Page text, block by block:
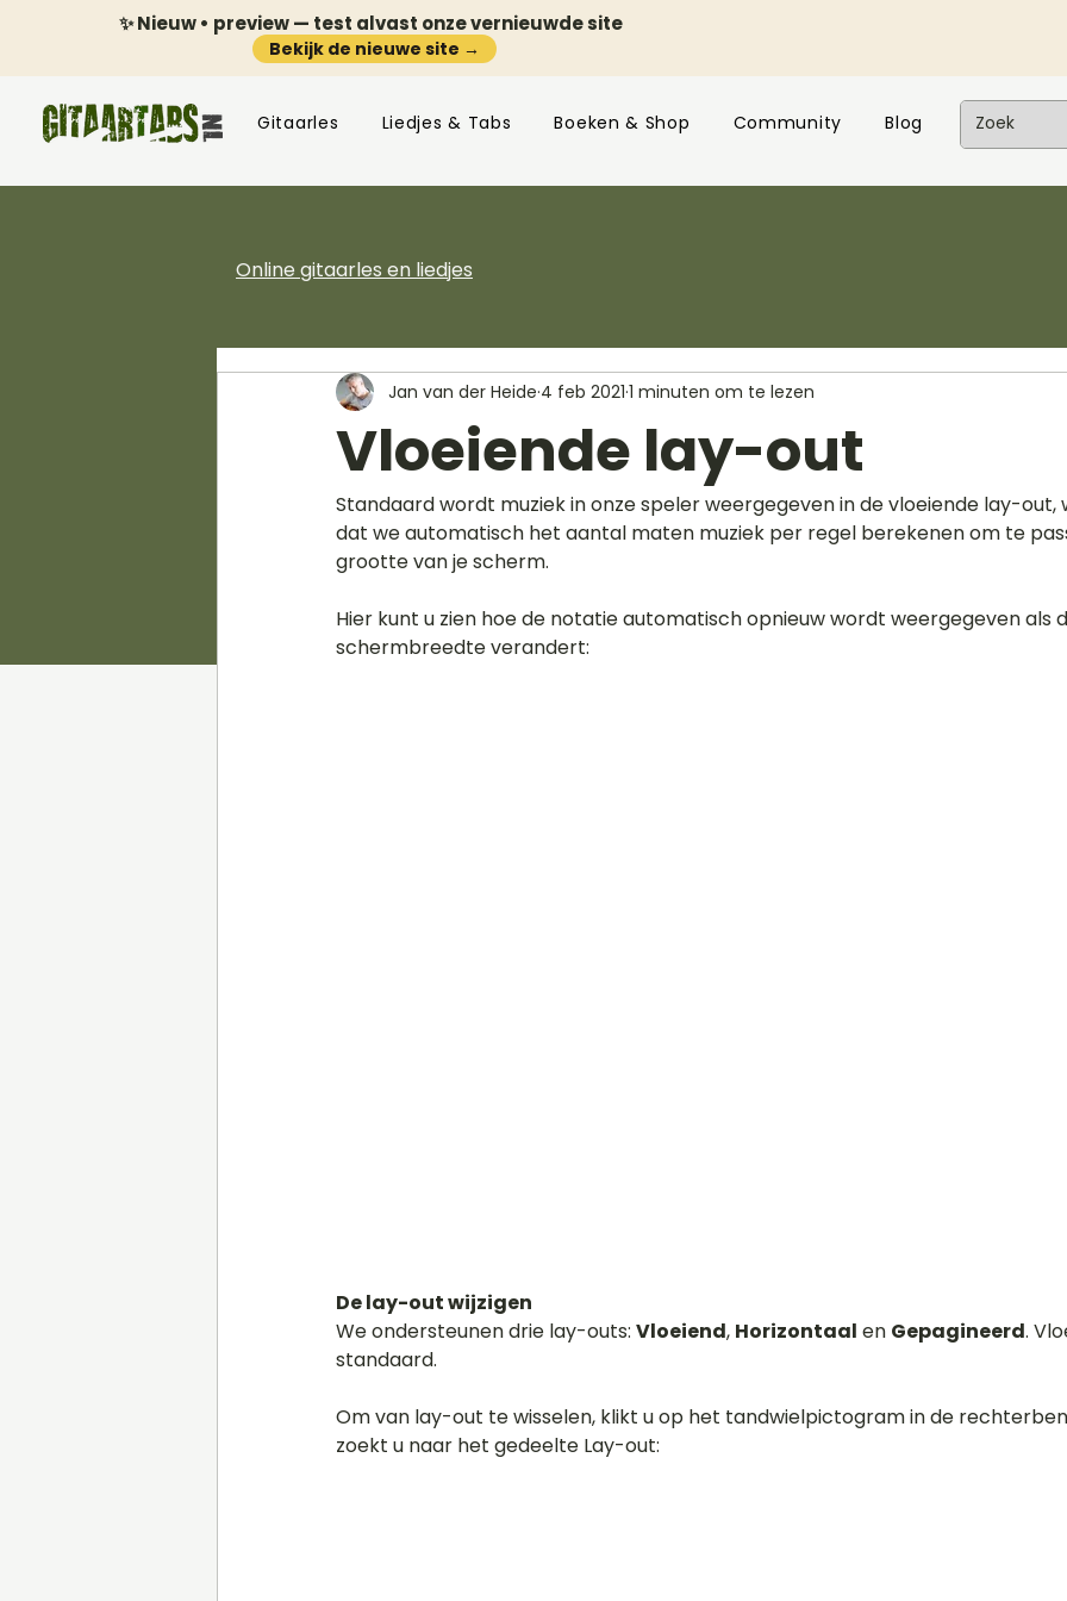
✨ Nieuw • preview — test alvast onze vernieuwde site
Bekijk de nieuwe site →
Gitaarles Liedjes & Tabs Boeken & Shop Community Blog
Online gitaarles en liedjes
Vloeiende lay-out
Jan van der Heide 4 feb 2021 1 minuten om te lezen
Standaard wordt muziek in onze speler weergegeven in de vloeiende lay-
dat we automatisch het aantal maten muziek per regel berekenen om te
grootte van je scherm.
Hier kunt u zien hoe de notatie automatisch opnieuw wordt weergegeven als
schermbreedte verandert:
De lay-out wijzigen
We ondersteunen drie lay-outs: Vloeiend, Horizontaal en Gepagineerd.
standaard.
Om van lay-out te wisselen, klikt u op het tandwielpictogram in de
zoekt u naar het gedeelte Lay-out: